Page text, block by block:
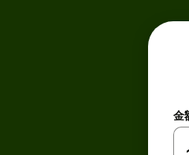
金